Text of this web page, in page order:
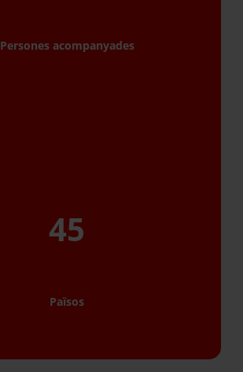
Persones acompanyades
45
Països